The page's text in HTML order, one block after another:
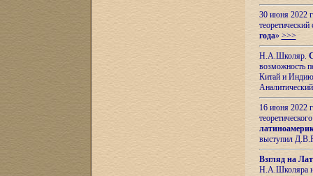
30 июня 2022
года» >>>
Н.А.Школяр.
возможность
Китай и
16 июня 2022
выступил
Взгляд на
Н.А.Школяра